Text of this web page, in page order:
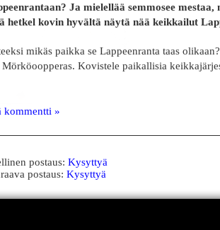
Ja mielellää semmosee
hetkel kovin hyvältä näytä nää keikkailut
mikäs paikka se Lappeenranta taas
Mörköoopperas. Kovistele paikallisia
kommentti »
postaus: Kysyttyä
postaus: Kysyttyä